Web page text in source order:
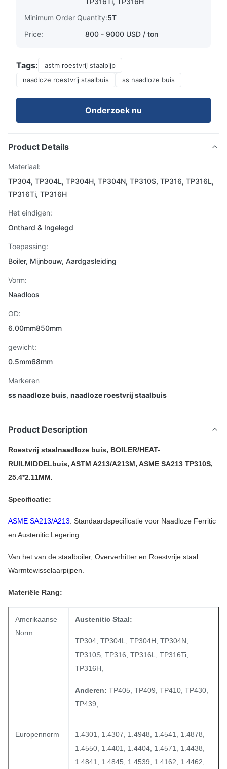
Minimum Order Quantity:5T
Price:
800 - 9000 USD / ton
Tags:
astm roestvrij staalpijp
naadloze roestvrij staalbuis
ss naadloze buis
Onderzoek nu
Product Details
Materiaal:
TP304, TP304L, TP304H, TP304N, TP310S, TP316, TP316L,
TP316Ti, TP316H
Het eindigen:
Onthard & Ingelegd
Toepassing:
Boiler, Mijnbouw, Aardgasleiding
Vorm:
Naadloos
OD:
6.00mm850mm
gewicht:
0.5mm68mm
Markeren
ss naadloze buis, naadloze roestvrij staalbuis
Product Description
Roestvrij staalnaadloze buis, BOILER/HEAT-
RUILMIDDELbuis, ASTM A213/A213M, ASME SA213 TP310S,
25.4*2.11MM.
Specificatie:
ASME SA213/A213: Standaardspecificatie voor Naadloze Ferritic
en Austenitic Legering
Van het van de staalboiler, Oververhitter en Roestvrije staal
Warmtewisselaarpijpen.
Materiële Rang:
Amerikaanse
Norm
Austenitic Staal:
TP304, TP304L, TP304H, TP304N,
TP310S, TP316, TP316L, TP316Ti,
TP316H,
Anderen: TP405, TP409, TP410, TP430,
TP439,…
Europennorm
1.4301, 1.4307, 1.4948, 1.4541, 1.4878,
1.4550, 1.4401, 1.4404, 1.4571, 1.4438,
1.4841, 1.4845, 1.4539, 1.4162, 1.4462,